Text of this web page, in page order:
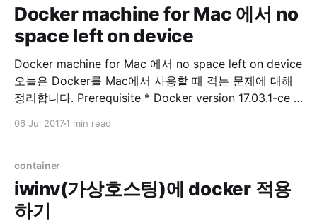
Docker machine for Mac 에서 no
space left on device
Docker machine for Mac 에서 no space left on device
오늘은 Docker를 Mac에서 사용할 때 격는 문제에 대해
정리합니다. Prerequisite * Docker version 17.03.1-ce *
이미지
06 Jul 20171 min read
container
iwinv(가상호스팅)에 docker 적용
하기